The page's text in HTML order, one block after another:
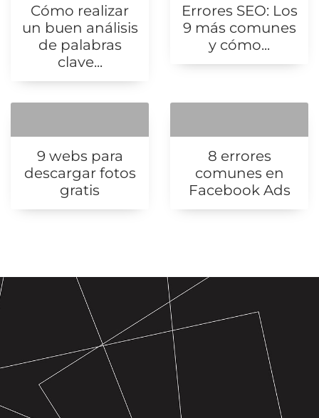
Cómo realizar
un buen análisis
de palabras
clave...
Errores SEO: Los
9 más comunes
y cómo...
9 webs para
descargar fotos
gratis
8 errores
comunes en
Facebook Ads